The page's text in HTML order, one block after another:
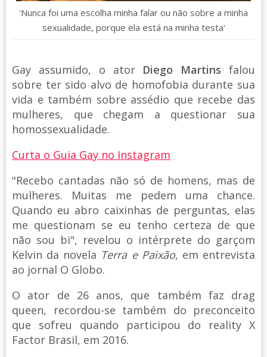
'Nunca foi uma escolha minha falar ou não sobre a minha
sexualidade, porque ela está na minha testa'
Gay assumido, o ator Diego Martins falou
sobre ter sido alvo de homofobia durante sua
vida e também sobre assédio que recebe das
mulheres, que chegam a questionar sua
homossexualidade.
Curta o Guia Gay no Instagram
"Recebo cantadas não só de homens, mas de
mulheres. Muitas me pedem uma chance.
Quando eu abro caixinhas de perguntas, elas
me questionam se eu tenho certeza de que
não sou bi", revelou o intérprete do garçom
Kelvin da novela Terra e Paixão, em entrevista
ao jornal O Globo.
O ator de 26 anos, que também faz drag
queen, recordou-se também do preconceito
que sofreu quando participou do reality X
Factor Brasil, em 2016.